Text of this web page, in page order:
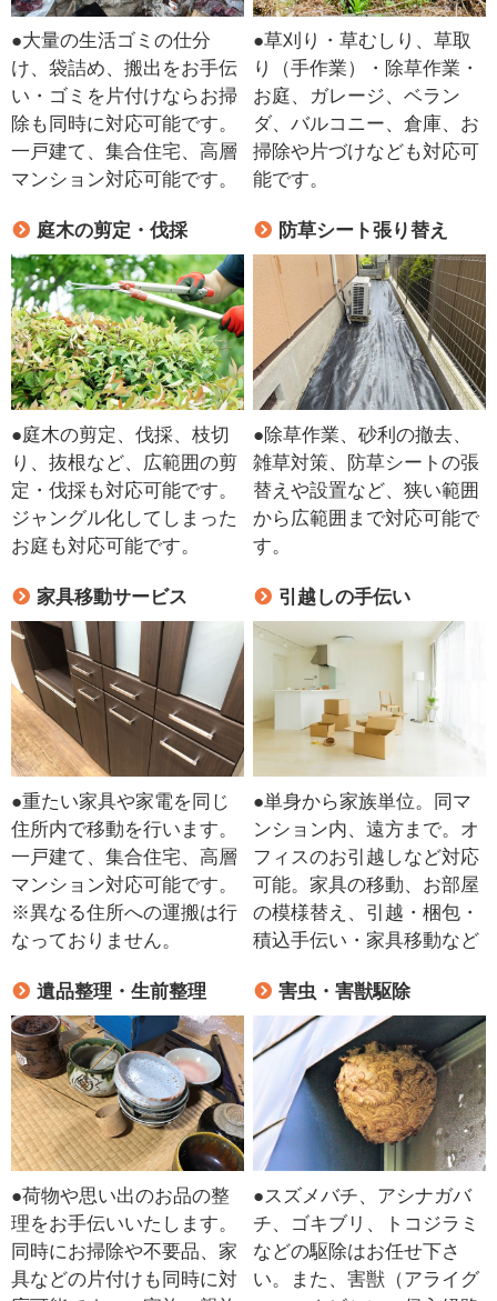
●大量の生活ゴミの仕分
け、袋詰め、搬出をお手伝
い・ゴミを片付けならお掃
除も同時に対応可能です。
一戸建て、集合住宅、高層
マンション対応可能です。
●草刈り・草むしり、草取
り（手作業）・除草作業・
お庭、ガレージ、ベラン
ダ、バルコニー、倉庫、お
掃除や片づけなども対応可
能です。
庭木の剪定・伐採
●庭木の剪定、伐採、枝切
り、抜根など、広範囲の剪
定・伐採も対応可能です。
ジャングル化してしまった
お庭も対応可能です。
防草シート張り替え
●除草作業、砂利の撤去、
雑草対策、防草シートの張
替えや設置など、狭い範囲
から広範囲まで対応可能で
す。
家具移動サービス
●重たい家具や家電を同じ
住所内で移動を行います。
一戸建て、集合住宅、高層
マンション対応可能です。
※異なる住所への運搬は行
なっておりません。
引越しの手伝い
●単身から家族単位。同マ
ンション内、遠方まで。オ
フィスのお引越しなど対応
可能。家具の移動、お部屋
の模様替え、引越・梱包・
積込手伝い・家具移動など
遺品整理・生前整理
●荷物や思い出のお品の整
理をお手伝いいたします。
同時にお掃除や不要品、家
具などの片付けも同時に対
害虫・害獣駆除
●スズメバチ、アシナガバ
チ、ゴキブリ、トコジラミ
などの駆除はお任せ下さ
い。また、害獣（アライグ